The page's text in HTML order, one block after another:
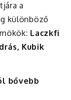
a
különböző
Laczkfi
Kubik
bővebb